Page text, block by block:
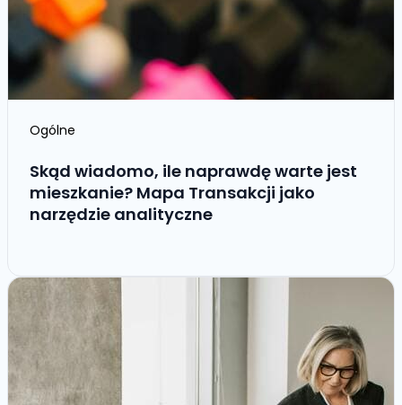
Ogólne
Skąd wiadomo, ile naprawdę warte jest
mieszkanie? Mapa Transakcji jako
narzędzie analityczne